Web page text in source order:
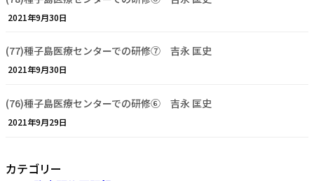
2021年9月30日
(77)種子島医療センターでの研修⑦ 吉永 匡史
2021年9月30日
(76)種子島医療センターでの研修⑥ 吉永 匡史
2021年9月29日
カテゴリー